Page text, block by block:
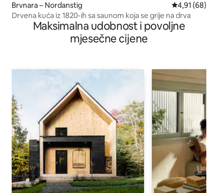
Brvnara – Nordanstig Prosječna
4,91 (68)
Drvena kuća iz 1820-ih sa saunom koja se grije na drva
Maksimalna udobnost i povoljne
mjesečne cijene